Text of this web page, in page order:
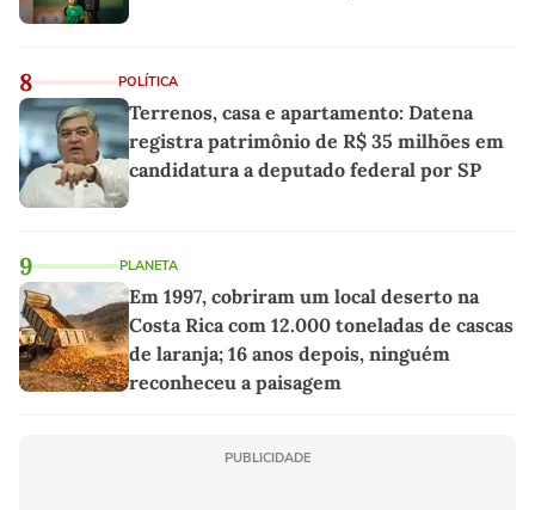
8 POLÍTICA
Terrenos, casa e apartamento: Datena
registra patrimônio de R$ 35 milhões em
candidatura a deputado federal por SP
9 PLANETA
Em 1997, cobriram um local deserto na
Costa Rica com 12.000 toneladas de cascas
de laranja; 16 anos depois, ninguém
reconheceu a paisagem
PUBLICIDADE